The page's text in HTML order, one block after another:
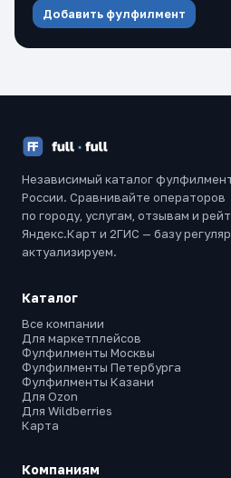
Добавить фулфилмент
Независимый каталог
России. Сравнивайте операторов
по городу, услугам, отзывам и
Яндекс.Карт и 2ГИС — базу
актуализируем.
Каталог
Все компании
Для маркетплейсов
Фулфилменты Москвы
Фулфилменты Петербурга
Фулфилменты Казани
Для Ozon
Для Wildberries
Карта
Компаниям